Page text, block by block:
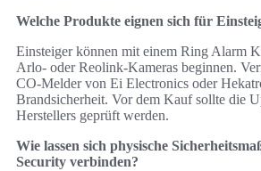
Welche Produkte eignen sich für
Einsteiger können mit einem Ring Alarm
Arlo- oder Reolink-Kameras beginnen.
CO‑Melder von Ei Electronics oder
Brandsicherheit. Vor dem Kauf sollte die
Herstellers geprüft werden.
Wie lassen sich physische
Security verbinden?